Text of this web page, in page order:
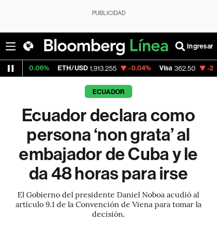
PUBLICIDAD
Ingresar
ETH/USD 1,913.255 -0.04% Visa 362.50 -2.15%
ECUADOR
Ecuador declara como
persona ‘non grata’ al
embajador de Cuba y le
da 48 horas para irse
El Gobierno del presidente Daniel Noboa acudió al
artículo 9.1 de la Convención de Viena para tomar la
decisión.